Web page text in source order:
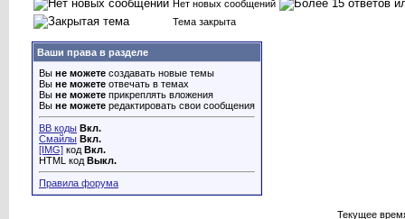
Нет новых сообщений
Тема закрыта
Ваши права в разделе
Вы не можете создавать новые темы
Вы не можете отвечать в темах
Вы не можете прикреплять вложения
Вы не можете редактировать свои сообщения
BB коды Вкл.
Смайлы Вкл.
[IMG] код Вкл.
HTML код Выкл.
Правила форума
Текущее